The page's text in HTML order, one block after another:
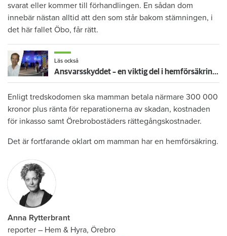
svarat eller kommer till förhandlingen. En sådan dom
innebär nästan alltid att den som står bakom stämningen, i
det här fallet Öbo, får rätt.
Läs också
Ansvarsskyddet – en viktig del i hemförsäkringen
Enligt tredskodomen ska mamman betala närmare 300 000
kronor plus ränta för reparationerna av skadan, kostnaden
för inkasso samt Örebrobostäders rättegångskostnader.
Det är fortfarande oklart om mamman har en hemförsäkring.
Anna Rytterbrant
reporter – Hem & Hyra, Örebro